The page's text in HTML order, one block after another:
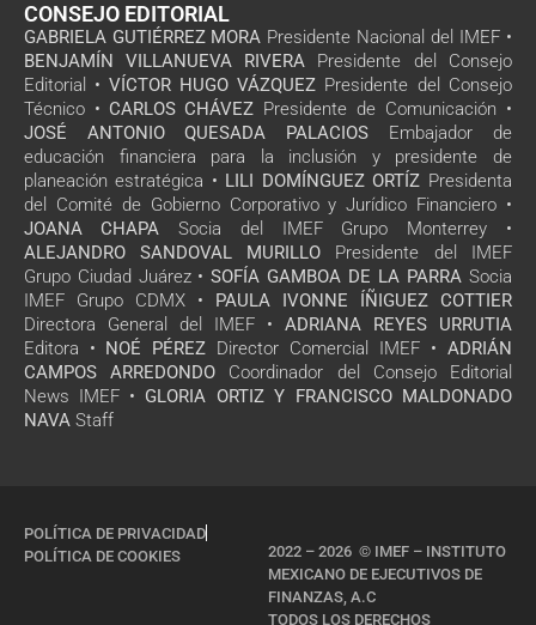
CONSEJO EDITORIAL
GABRIELA GUTIÉRREZ MORA Presidente Nacional del IMEF •
BENJAMÍN VILLANUEVA RIVERA Presidente del Consejo
Editorial • VÍCTOR HUGO VÁZQUEZ Presidente del Consejo
Técnico • CARLOS CHÁVEZ Presidente de Comunicación •
JOSÉ ANTONIO QUESADA PALACIOS Embajador de
educación financiera para la inclusión y presidente de
planeación estratégica • LILI DOMÍNGUEZ ORTÍZ Presidenta
del Comité de Gobierno Corporativo y Jurídico Financiero •
JOANA CHAPA Socia del IMEF Grupo Monterrey •
ALEJANDRO SANDOVAL MURILLO Presidente del IMEF
Grupo Ciudad Juárez • SOFÍA GAMBOA DE LA PARRA Socia
IMEF Grupo CDMX • PAULA IVONNE ÍÑIGUEZ COTTIER
Directora General del IMEF • ADRIANA REYES URRUTIA
Editora • NOÉ PÉREZ Director Comercial IMEF • ADRIÁN
CAMPOS ARREDONDO Coordinador del Consejo Editorial
News IMEF • GLORIA ORTIZ Y FRANCISCO MALDONADO
NAVA Staff
2022 – 2026 © IMEF – INSTITUTO
MEXICANO DE EJECUTIVOS DE
FINANZAS, A.C
TODOS LOS DERECHOS
POLÍTICA DE PRIVACIDAD
POLÍTICA DE COOKIES